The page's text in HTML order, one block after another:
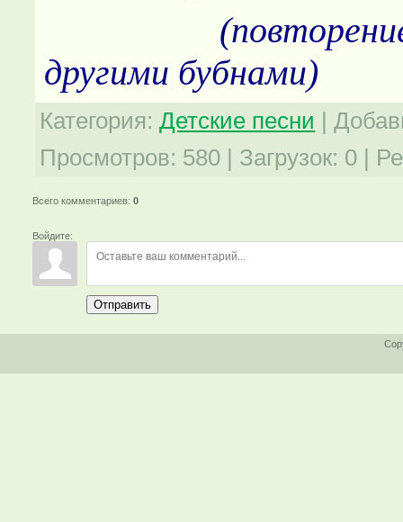
(повторение
другими бубнами)
Категория: Детские песни |
Просмотров: 580 | Загрузок: 0 |
Всего комментариев:0
Войдите:
Отправить